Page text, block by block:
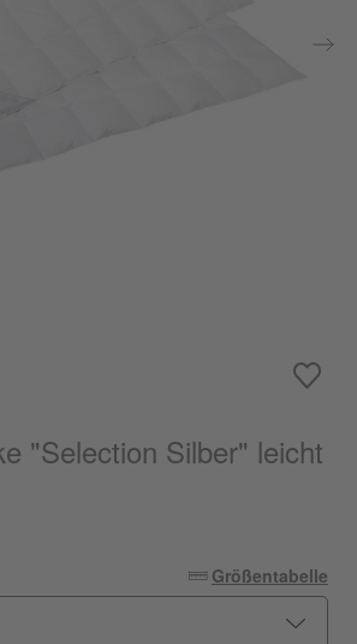
"Selection Silber" leicht
Größentabelle